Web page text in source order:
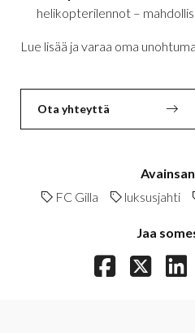
helikopterilennot –
Lue lisää ja varaa oma
Ota yhteyttä
FC Gilla
luksusjahti
Jaa